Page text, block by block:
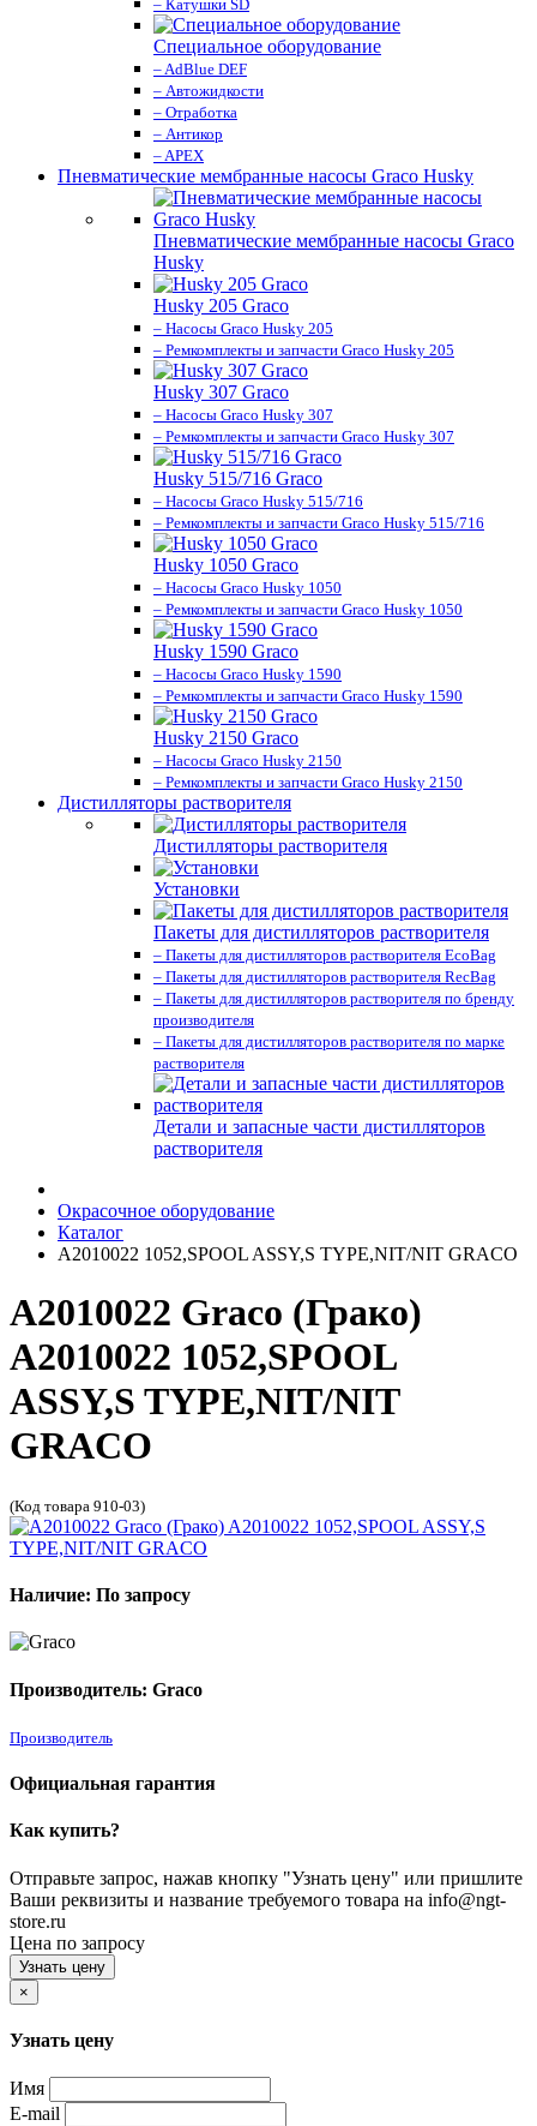
– Катушки SD
Специальное оборудование
– AdBlue DEF
– Автожидкости
– Отработка
– Антикор
– APEX
Пневматические мембранные насосы Graco Husky
Пневматические мембранные насосы Graco
Husky
Husky 205 Graco
– Насосы Graco Husky 205
– Ремкомплекты и запчасти Graco Husky 205
Husky 307 Graco
– Насосы Graco Husky 307
– Ремкомплекты и запчасти Graco Husky 307
Husky 515/716 Graco
– Насосы Graco Husky 515/716
– Ремкомплекты и запчасти Graco Husky 515/716
Husky 1050 Graco
– Насосы Graco Husky 1050
– Ремкомплекты и запчасти Graco Husky 1050
Husky 1590 Graco
– Насосы Graco Husky 1590
– Ремкомплекты и запчасти Graco Husky 1590
Husky 2150 Graco
– Насосы Graco Husky 2150
– Ремкомплекты и запчасти Graco Husky 2150
Дистилляторы растворителя
Дистилляторы растворителя
Установки
Пакеты для дистилляторов растворителя
– Пакеты для дистилляторов растворителя EcoBag
– Пакеты для дистилляторов растворителя RecBag
– Пакеты для дистилляторов растворителя по бренду
производителя
– Пакеты для дистилляторов растворителя по марке
растворителя
Детали и запасные части дистилляторов
растворителя
Окрасочное оборудование
Каталог
A2010022 1052,SPOOL ASSY,S TYPE,NIT/NIT GRACO
A2010022 Graco (Грако)
A2010022 1052,SPOOL
ASSY,S TYPE,NIT/NIT
GRACO
(Код товара 910-03)
Наличие: По запросу
Производитель: Graco
Производитель
Официальная гарантия
Как купить?
Отправьте запрос, нажав кнопку "Узнать цену" или пришлите
Ваши реквизиты и название требуемого товара на info@ngt-
store.ru
Цена по запросу
Узнать цену
×
Узнать цену
Имя
E-mail